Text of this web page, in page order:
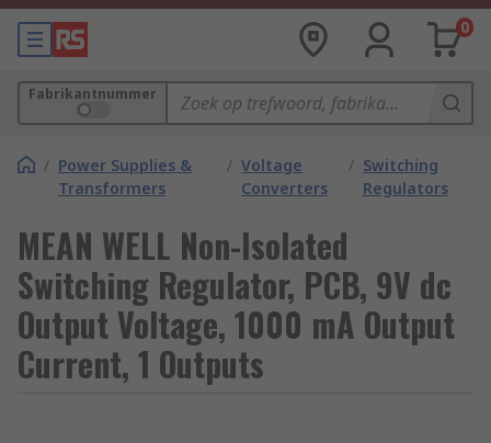
0
Fabrikantnummer
/ Power Supplies &
Transformers
/ Voltage
Converters
/ Switching
Regulators
MEAN WELL Non-Isolated
Switching Regulator, PCB, 9V dc
Output Voltage, 1000 mA Output
Current, 1 Outputs